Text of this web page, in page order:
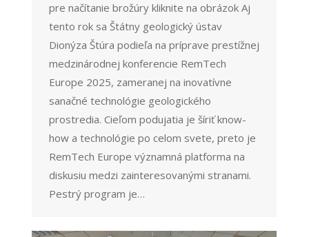
pre načítanie brožúry kliknite na obrázok Aj
tento rok sa Štátny geologický ústav
Dionýza Štúra podieľa na príprave prestížnej
medzinárodnej konferencie RemTech
Europe 2025, zameranej na inovatívne
sanačné technológie geologického
prostredia. Cieľom podujatia je šíriť know-
how a technológie po celom svete, preto je
RemTech Europe významná platforma na
diskusiu medzi zainteresovanými stranami.
Pestrý program je…